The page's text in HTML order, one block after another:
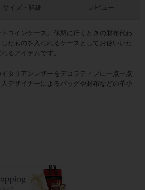
ウン
コインケース。休憩に行くときの財布代わ
たものを入れれるケースとしてお使いいた
るアイテムです。
タリアンレザーをデコラティブに一点一点
デザイナーによるバッグや財布などの革小
サイズ・詳細 レビュー